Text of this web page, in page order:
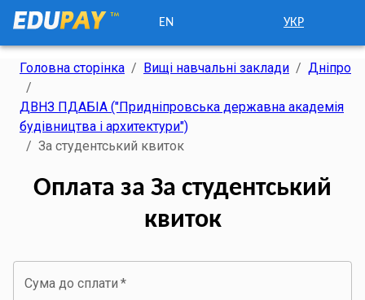
EN УКР
Головна сторінка / Вищі навчальні заклади / Дніпро
/
ДВНЗ ПДАБІА ("Придніпровська державна академія
будівництва і архитектури")
/ За студентський квиток
Оплата за За студентський
квиток
Сума до сплати *